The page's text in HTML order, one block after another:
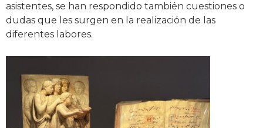
asistentes, se han respondido también cuestiones o
dudas que les surgen en la realización de las
diferentes labores.